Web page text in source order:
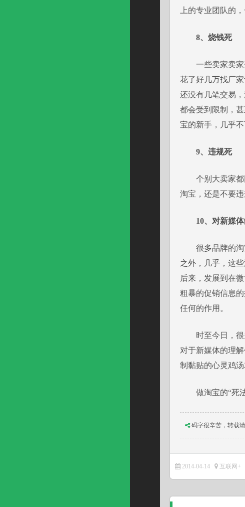
上的专业团队的
8、烧钱死
一些卖家卖家开
花了好几万找厂
还没有几笔交易
都会受到限制，
宝的新手，几乎
9、违规死
个别大卖家都因
淘宝，还是不要违
10、对新媒
很多品牌的淘宝
之外，几乎，这些
后来，发展到在
粗暴的促销信息
任何的作用。
时至今日，很多
对于新媒体的理
制黏贴的心灵鸡
做淘宝的“死法”
码字很辛苦，转载
2014-04-14 互联网+